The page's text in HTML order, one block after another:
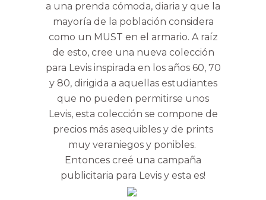
a una prenda cómoda, diaria y que la
mayoría de la población considera
como un MUST en el armario. A raíz
de esto, cree una nueva colección
para Levis inspirada en los años 60, 70
y 80, dirigida a aquellas estudiantes
que no pueden permitirse unos
Levis, esta colección se compone de
precios más asequibles y de prints
muy veraniegos y ponibles.
Entonces creé una campaña
publicitaria para Levis y esta es!